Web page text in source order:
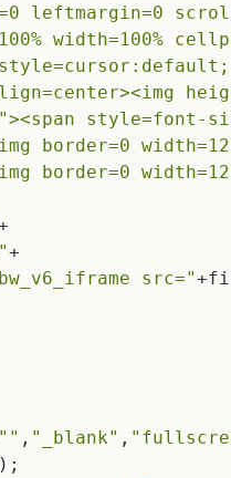
leftmargin=0
width=100%
"><span style=font-
border=0
border=0
src="
"" , "_blank" ,